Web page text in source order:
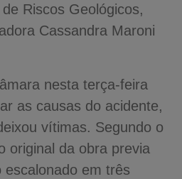
Riscos Geológicos,
Cassandra Maroni
nesta terça-feira
as causas do acidente,
vítimas. Segundo o
original da obra previa
em três